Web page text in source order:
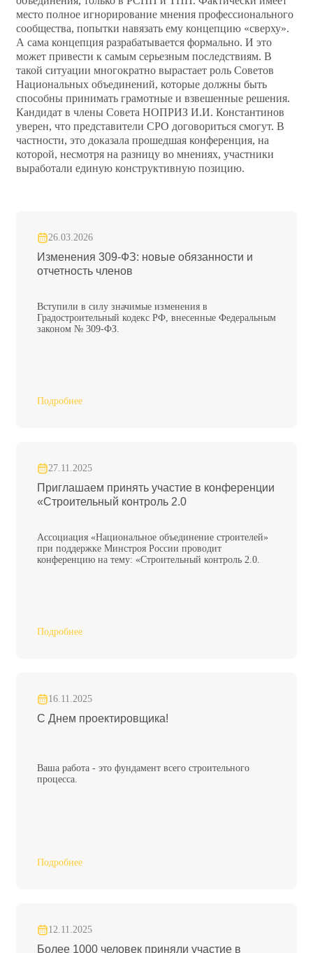
место полное игнорирование мнения профессионального
сообщества, попытки навязать ему концепцию «сверху».
А сама концепция разрабатывается формально. И это
может привести к самым серьезным последствиям. В
такой ситуации многократно вырастает роль Советов
Национальных объединений, которые должны быть
способны принимать грамотные и взвешенные решения.
Кандидат в члены Совета НОПРИЗ И.И. Константинов
уверен, что представители СРО договориться смогут. В
частности, это доказала прошедшая конференция, на
которой, несмотря на разницу во мнениях, участники
выработали единую конструктивную позицию.
26.03.2026
Изменения 309-ФЗ: новые обязанности и
отчетность членов
Вступили в силу значимые изменения в
Градостроительный кодекс РФ, внесенные Федеральным
законом № 309-ФЗ.
Подробнее
27.11.2025
Приглашаем принять участие в конференции
«Строительный контроль 2.0
Ассоциация «Национальное объединение строителей»
при поддержке Минстроя России проводит
конференцию на тему: «Строительный контроль 2.0.
Подробнее
16.11.2025
С Днем проектировщика!
Ваша работа - это фундамент всего строительного
процесса.
Подробнее
12.11.2025
Более 1000 человек приняли участие в